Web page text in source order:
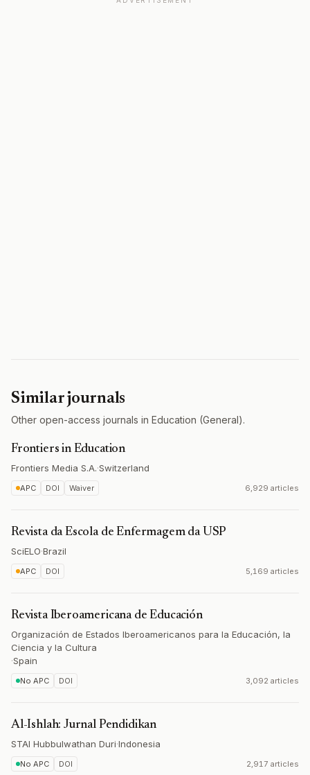
Similar journals
Other open-access journals in Education (General).
Frontiers in Education
Frontiers Media S.A.·Switzerland
APC DOI Waiver 6,929 articles
Revista da Escola de Enfermagem da USP
SciELO·Brazil
APC DOI 5,169 articles
Revista Iberoamericana de Educación
Organización de Estados Iberoamericanos para la Educación, la
Ciencia y la Cultura
·Spain
No APC DOI 3,092 articles
Al-Ishlah: Jurnal Pendidikan
STAI Hubbulwathan Duri·Indonesia
No APC DOI 2,917 articles